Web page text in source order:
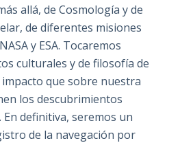
allá, de Cosmología y de
de diferentes misiones
y ESA. Tocaremos
culturales y de filosofía de
impacto que sobre nuestra
los descubrimientos
definitiva, seremos un
de la navegación por